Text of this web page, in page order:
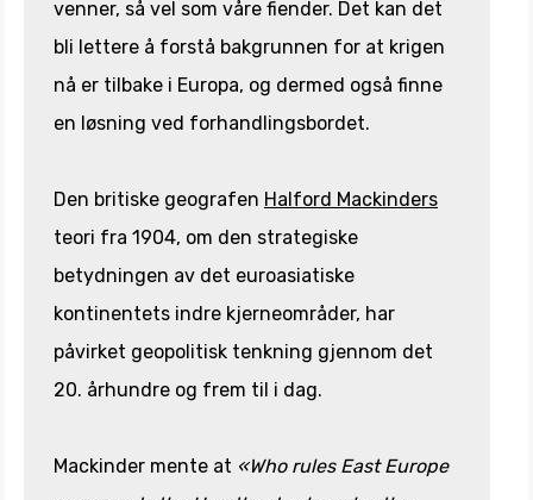
venner, så vel som våre fiender. Det kan det
bli lettere å forstå bakgrunnen for at krigen
nå er tilbake i Europa, og dermed også finne
en løsning ved forhandlingsbordet.
Den britiske geografen Halford Mackinders
teori fra 1904, om den strategiske
betydningen av det euroasiatiske
kontinentets indre kjerneområder, har
påvirket geopolitisk tenkning gjennom det
20. århundre og frem til i dag.
Mackinder mente at «Who rules East Europe